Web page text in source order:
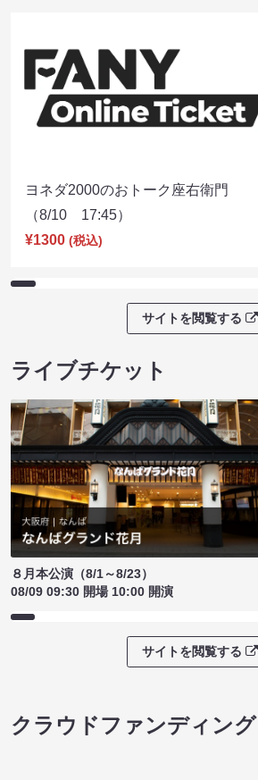
ヨネダ2000のおトーク座右衛門
（8/10 17:45）
¥1300 (税込)
サイトを閲覧する
ライブチケット
８月本公演（8/1～8/23）
08/09 09:30 開場 10:00 開演
サイトを閲覧する
クラウドファンディング